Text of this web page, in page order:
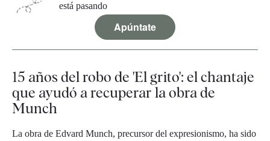
está pasando
Apúntate
15 años del robo de 'El grito': el chantaje
que ayudó a recuperar la obra de
Munch
La obra de Edvard Munch, precursor del expresionismo, ha sido